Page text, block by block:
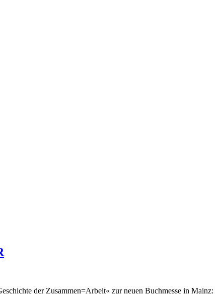
der Zusammen=Arbeit« zur neuen Buchmesse in Mainz: